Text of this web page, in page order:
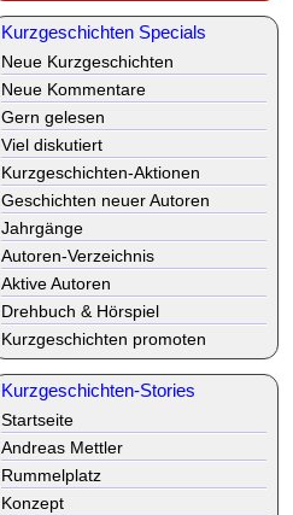
Kurzgeschichten Specials
Neue Kurzgeschichten
Neue Kommentare
Gern gelesen
Viel diskutiert
Kurzgeschichten-Aktionen
Geschichten neuer Autoren
Jahrgänge
Autoren-Verzeichnis
Aktive Autoren
Drehbuch & Hörspiel
Kurzgeschichten promoten
Kurzgeschichten-Stories
Startseite
Andreas Mettler
Rummelplatz
Konzept